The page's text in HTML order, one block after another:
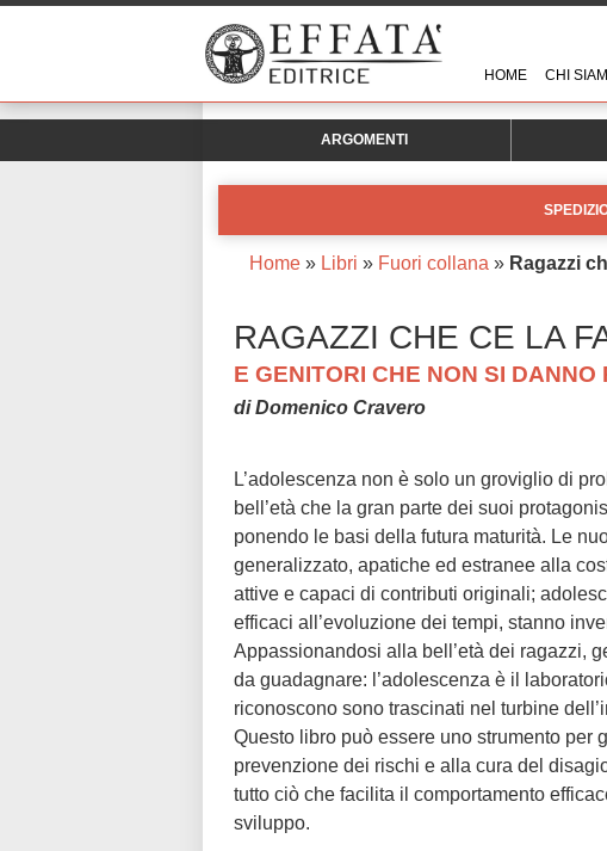
HOME CHI
ARGOMENTI
Home » Libri » Fuori collana » Ragazzi
RAGAZZI CHE CE LA
E GENITORI CHE NON SI DANNO
di Domenico Cravero
L’adolescenza non è solo un groviglio di
bell’età che la gran parte dei suoi
ponendo le basi della futura maturità. Le
generalizzato, apatiche ed estranee alla
attive e capaci di contributi originali;
efficaci all’evoluzione dei tempi, stanno
Appassionandosi alla bell’età dei ragazzi,
da guadagnare: l’adolescenza è il
riconoscono sono trascinati nel turbine
Questo libro può essere uno strumento per
prevenzione dei rischi e alla cura del
tutto ciò che facilita il comportamento
sviluppo.